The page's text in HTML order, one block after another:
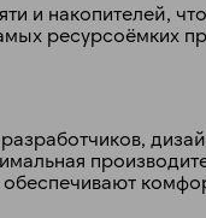
и накопителей,
ресурсоёмких